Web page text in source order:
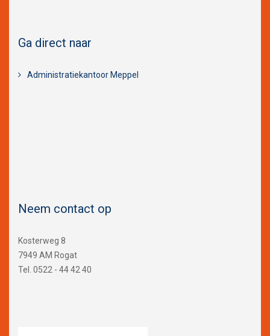
Ga direct naar
Administratiekantoor Meppel
Neem contact op
Kosterweg 8
7949 AM Rogat
Tel. 0522 - 44 42 40